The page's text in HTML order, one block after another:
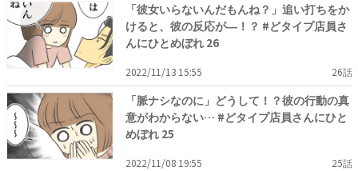
「彼女いらないんだもんね？」追い打ちをか
けると、彼の反応が―！？ #どタイプ店員さ
んにひとめぼれ 26
2022/11/13 15:55 26話
「脈ナシなのに」どうして！？彼の行動の真
意がわからない… #どタイプ店員さんにひと
めぼれ 25
2022/11/08 19:55 25話